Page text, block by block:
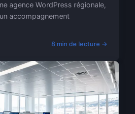
agence WordPress régionale,
accompagnement
8 min de lecture →